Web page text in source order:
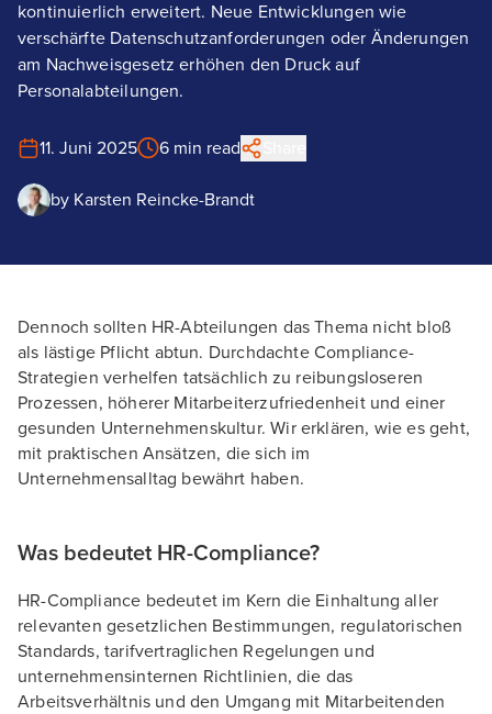
kontinuierlich erweitert. Neue Entwicklungen wie
verschärfte Datenschutzanforderungen oder Änderungen
am Nachweisgesetz erhöhen den Druck auf
Personalabteilungen.
11. Juni 2025 6 min read
by Karsten Reincke-Brandt
Dennoch sollten HR-Abteilungen das Thema nicht bloß
als lästige Pflicht abtun. Durchdachte Compliance-
Strategien verhelfen tatsächlich zu reibungsloseren
Prozessen, höherer Mitarbeiterzufriedenheit und einer
gesunden Unternehmenskultur. Wir erklären, wie es geht,
mit praktischen Ansätzen, die sich im
Unternehmensalltag bewährt haben.
Was bedeutet HR-Compliance?
HR-Compliance bedeutet im Kern die Einhaltung aller
relevanten gesetzlichen Bestimmungen, regulatorischen
Standards, tarifvertraglichen Regelungen und
unternehmensinternen Richtlinien, die das
Arbeitsverhältnis und den Umgang mit Mitarbeitenden